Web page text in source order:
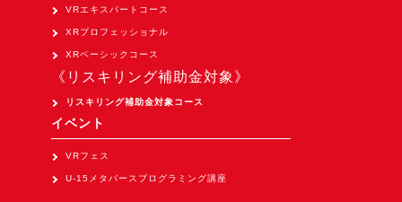
Unity研修
HoloLens 2 アプリ開発研修
《研究会》
XRビジネスフォーラム
VRエキスパートコース
XRプロフェッショナル
XRベーシックコース
《リスキリング補助金対象》
リスキリング補助金対象コース
イベント
VRフェス
U-15メタバースプログラミング講座